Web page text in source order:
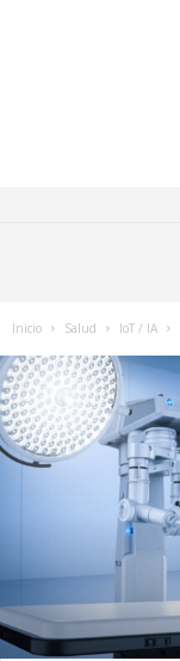
Inicio Salud IoT / IA